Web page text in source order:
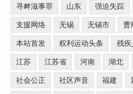
寻衅滋事罪 山东 强迫失踪
支援网络 无锡 无锡市 曹
本站首发 权利运动头条 残疾
江苏 江苏省 河南 湖北
社会公正 社区声音 福建